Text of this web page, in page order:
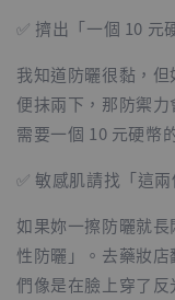
✅ 擠出「一個 10 元
我知道防曬很黏，
便抹兩下，那防禦
需要一個 10 元硬幣
✅ 敏感肌請找「這兩
如果妳一擦防曬就
性防曬」。去藥妝
們像是在臉上穿了反